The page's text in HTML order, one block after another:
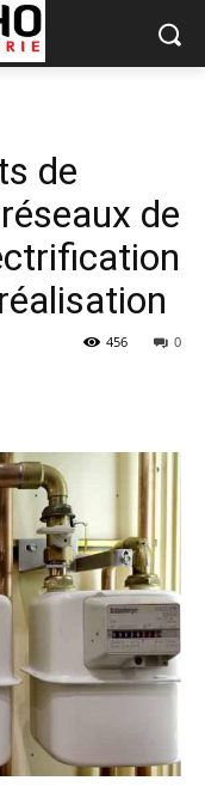
de
de
0
456